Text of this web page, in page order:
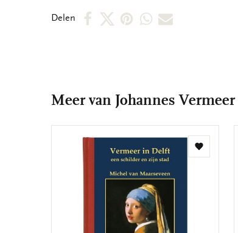
Delen
DeelDeelDeelDeelDeel
Meer van Johannes Vermeer
Toevoegen